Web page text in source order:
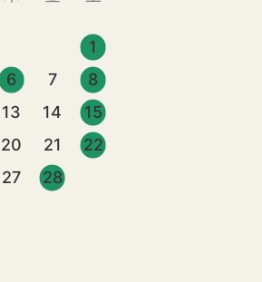
1
6 7
8
13 14
15
20 21
22
27 28